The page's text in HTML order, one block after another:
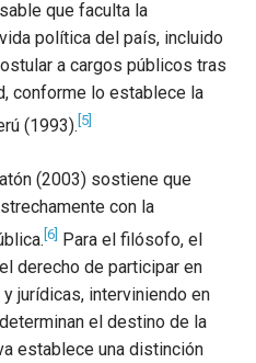
que faculta la
política del país, incluido
a cargos públicos tras
conforme lo establece la
(1993). [5]
(2003) sostiene que
con la
[6]
Para el filósofo, el
derecho de participar en
jurídicas, interviniendo en
el destino de la
establece una distinción